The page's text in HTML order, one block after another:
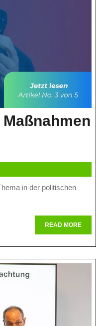
READ MOREREAD
MORE